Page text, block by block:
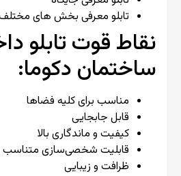
تابلو معرفی بخش های مختلف
نقاط قوت تابلو
ساختمان دکوما:
مناسب برای کلیه فضاها
قابل جابجایی
کیفیت و ماندگاری بالا
قابلیت شخصی‌سازی متناسب
ظرافت و زیبایی